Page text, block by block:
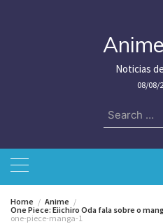
Noticias
08/08/
Search
for:
Home
Anime
One Piece: Eiichiro Oda fala sobre o
one-piece-manga-1